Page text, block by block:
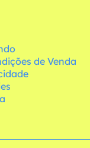
de Venda